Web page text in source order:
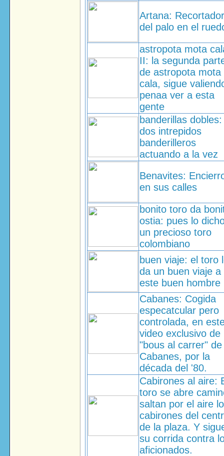
Artana:
del palo en el
astropota mota
II: la segunda
de astropota mota
cala, sigue
penaa ver a esta
gente
banderillas dobles:
dos intrepidos
banderilleros
actuando a la vez
Benavites:
en sus calles
bonito toro da
ostia: pues lo
un precioso toro
colombiano
buen viaje: el toro
da un buen viaje a
este buen hombre
Cabanes: Cogida
especatcular pero
controlada, en
video exclusivo de
"bous al carrer" de
Cabanes, por la
década del '80.
Cabirones al aire:
toro se abre
saltan por el aire
cabirones del
de la plaza. Y
su corrida contra
aficionados.